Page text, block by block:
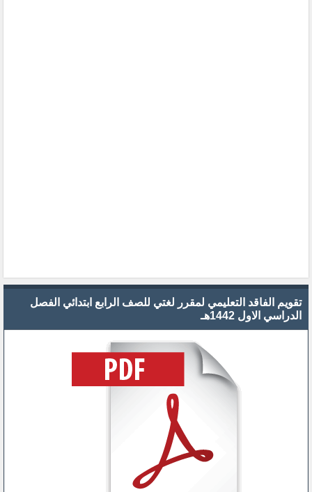
تقويم الفاقد التعليمي لمقرر لغتي للصف الرابع ابتدائي الفصل
الدراسي الاول 1442هـ